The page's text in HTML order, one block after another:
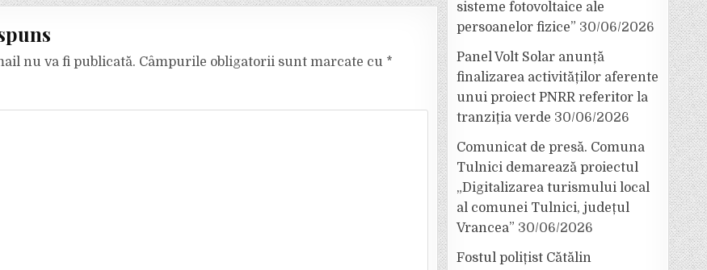
nu va fi publicată. Câmpurile obligatorii sunt marcate cu *
sisteme fotovoltaice ale
persoanelor fizice” 30/06/2026
Panel Volt Solar anunță
finalizarea activităților aferente
unui proiect PNRR referitor la
tranziția verde 30/06/2026
Comunicat de presă. Comuna
Tulnici demarează proiectul
„Digitalizarea turismului local
al comunei Tulnici, județul
Vrancea” 30/06/2026
Fostul polițist Cătălin